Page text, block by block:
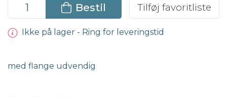
Bestil Tilføj favoritliste
Ikke på lager - Ring for leveringstid
med flange udvendig